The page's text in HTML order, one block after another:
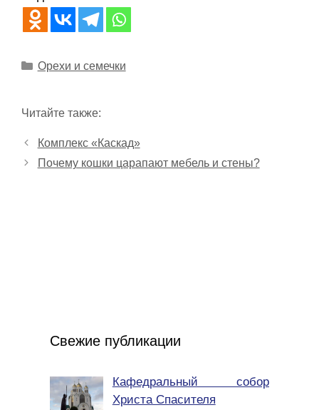
Рубрики
Орехи и семечки
Читайте также:
Комплекс «Каскад»
Почему кошки царапают мебель и стены?
Свежие публикации
Кафедральный собор
Христа Спасителя